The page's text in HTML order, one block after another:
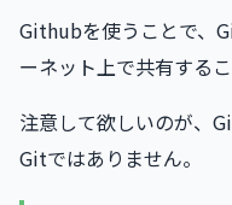
Githubを使うことで、
ーネット上で共有するこ
注意して欲しいのが、
Gitではありません。